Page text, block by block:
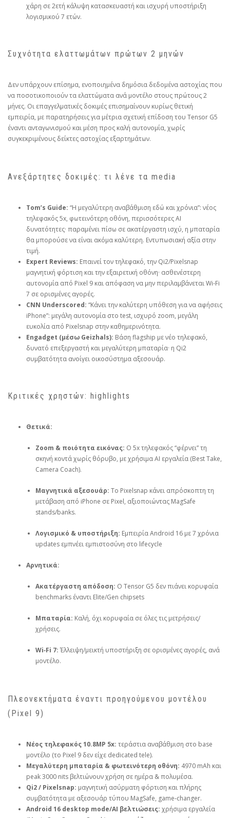
χάρη σε 2ετή κάλυψη κατασκευαστή και ισχυρή υποστήριξη
λογισμικού 7 ετών.
Συχνότητα ελαττωμάτων πρώτων 2 μηνών
Δεν υπάρχουν επίσημα, ενοποιημένα δημόσια δεδομένα αστοχίας που
να ποσοτικοποιούν τα ελαττώματα ανά μοντέλο στους πρώτους 2
μήνες. Οι επαγγελματικές δοκιμές επισημαίνουν κυρίως θετική
εμπειρία, με παρατηρήσεις για μέτρια σχετική επίδοση του Tensor G5
έναντι ανταγωνισμού και μέση προς καλή αυτονομία, χωρίς
συγκεκριμένους δείκτες αστοχίας εξαρτημάτων.
Ανεξάρτητες δοκιμές: τι λένε τα media
Tom’s Guide: “Η μεγαλύτερη αναβάθμιση εδώ και χρόνια”: νέος
τηλεφακός 5x, φωτεινότερη οθόνη, περισσότερες AI
δυνατότητες· παραμένει πίσω σε ακατέργαστη ισχύ, η μπαταρία
θα μπορούσε να είναι ακόμα καλύτερη. Εντυπωσιακή αξία στην
τιμή.
Expert Reviews: Επαινεί τον τηλεφακό, την Qi2/Pixelsnap
μαγνητική φόρτιση και την εξαιρετική οθόνη· ασθενέστερη
αυτονομία από Pixel 9 και απόφαση να μην περιλαμβάνεται Wi‑Fi
7 σε ορισμένες αγορές.
CNN Underscored: “Κάνει την καλύτερη υπόθεση για να αφήσεις
iPhone”: μεγάλη αυτονομία στο test, ισχυρό zoom, μεγάλη
ευκολία από Pixelsnap στην καθημερινότητα.
Engadget (μέσω Geizhals): Βάση flagship με νέο τηλεφακό,
δυνατό επεξεργαστή και μεγαλύτερη μπαταρία· η Qi2
συμβατότητα ανοίγει οικοσύστημα αξεσουάρ.
Κριτικές χρηστών: highlights
Θετικά:
Zoom & ποιότητα εικόνας: Ο 5x τηλεφακός “φέρνει” τη
σκηνή κοντά χωρίς θόρυβο, με χρήσιμα AI εργαλεία (Best Take,
Camera Coach).
Μαγνητικά αξεσουάρ: Το Pixelsnap κάνει απρόσκοπτη τη
μετάβαση από iPhone σε Pixel, αξιοποιώντας MagSafe
stands/banks.
Λογισμικό & υποστήριξη: Εμπειρία Android 16 με 7 χρόνια
updates εμπνέει εμπιστοσύνη στο lifecycle
Αρνητικά:
Ακατέργαστη απόδοση: Ο Tensor G5 δεν πιάνει κορυφαία
benchmarks έναντι Elite/Gen chipsets
Μπαταρία: Καλή, όχι κορυφαία σε όλες τις μετρήσεις/
χρήσεις.
Wi‑Fi 7: Έλλειψη/μεικτή υποστήριξη σε ορισμένες αγορές, ανά
μοντέλο.
Πλεονεκτήματα έναντι προηγούμενου μοντέλου
(Pixel 9)
Νέος τηλεφακός 10.8MP 5x: τεράστια αναβάθμιση στο base
μοντέλο (το Pixel 9 δεν είχε dedicated tele).
Μεγαλύτερη μπαταρία & φωτεινότερη οθόνη: 4970 mAh και
peak 3000 nits βελτιώνουν χρήση σε ημέρα & πολυμέσα.
Qi2 / Pixelsnap: μαγνητική ασύρματη φόρτιση και πλήρης
συμβατότητα με αξεσουάρ τύπου MagSafe, game‑changer.
Android 16 desktop mode/AI βελτιώσεις: χρήσιμα εργαλεία